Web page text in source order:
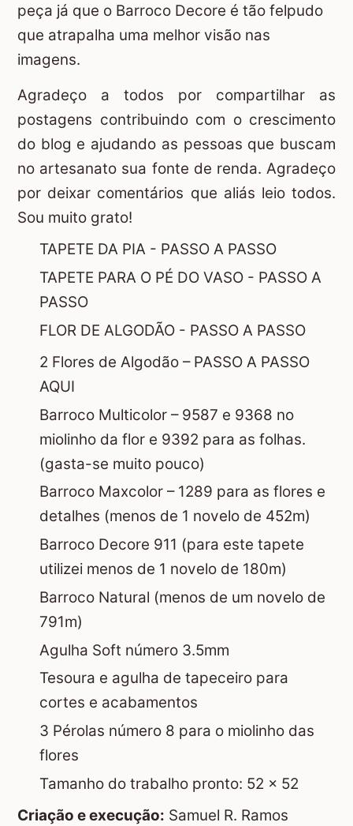
peça já que o Barroco Decore é tão felpudo
que atrapalha uma melhor visão nas
imagens.
Agradeço a todos por compartilhar as
postagens contribuindo com o crescimento
do blog e ajudando as pessoas que buscam
no artesanato sua fonte de renda. Agradeço
por deixar comentários que aliás leio todos.
Sou muito grato!
TAPETE DA PIA - PASSO A PASSO
TAPETE PARA O PÉ DO VASO - PASSO A
PASSO
FLOR DE ALGODÃO - PASSO A PASSO
2 Flores de Algodão – PASSO A PASSO
AQUI
Barroco Multicolor – 9587 e 9368 no
miolinho da flor e 9392 para as folhas.
(gasta-se muito pouco)
Barroco Maxcolor – 1289 para as flores e
detalhes (menos de 1 novelo de 452m)
Barroco Decore 911 (para este tapete
utilizei menos de 1 novelo de 180m)
Barroco Natural (menos de um novelo de
791m)
Agulha Soft número 3.5mm
Tesoura e agulha de tapeceiro para
cortes e acabamentos
3 Pérolas número 8 para o miolinho das
flores
Tamanho do trabalho pronto: 52 x 52
Criação e execução: Samuel R. Ramos